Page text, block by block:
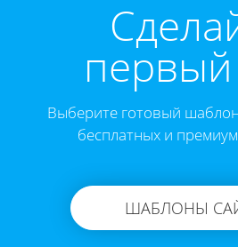
Выберите готовый
бесплатных и
ШАБЛОНЫ